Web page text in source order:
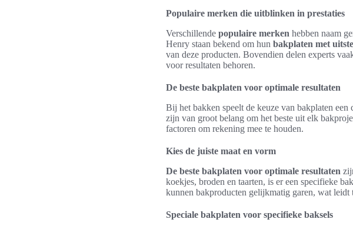
Populaire merken die uitblinken in prestaties
Verschillende populaire merken hebben naam
Henry staan bekend om hun bakplaten met
van deze producten. Bovendien delen experts
voor resultaten behoren.
De beste bakplaten voor optimale resultaten
Bij het bakken speelt de keuze van bakplaten
zijn van groot belang om het beste uit elk
factoren om rekening mee te houden.
Kies de juiste maat en vorm
De beste bakplaten voor optimale resultaten
koekjes, broden en taarten, is er een specifieke
kunnen bakproducten gelijkmatig garen, wat leidt
Speciale bakplaten voor specifieke baksels